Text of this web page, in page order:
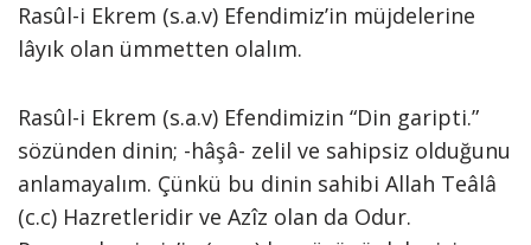
Rasûl-i Ekrem (s.a.v) Efendimiz’in müjdelerine
lâyık olan ümmetten olalım.
Rasûl-i Ekrem (s.a.v) Efendimizin “Din garipti.”
sözünden dinin; -hâşâ- zelil ve sahipsiz olduğunu
anlamayalım. Çünkü bu dinin sahibi Allah Teâlâ
(c.c) Hazretleridir ve Azîz olan da Odur.